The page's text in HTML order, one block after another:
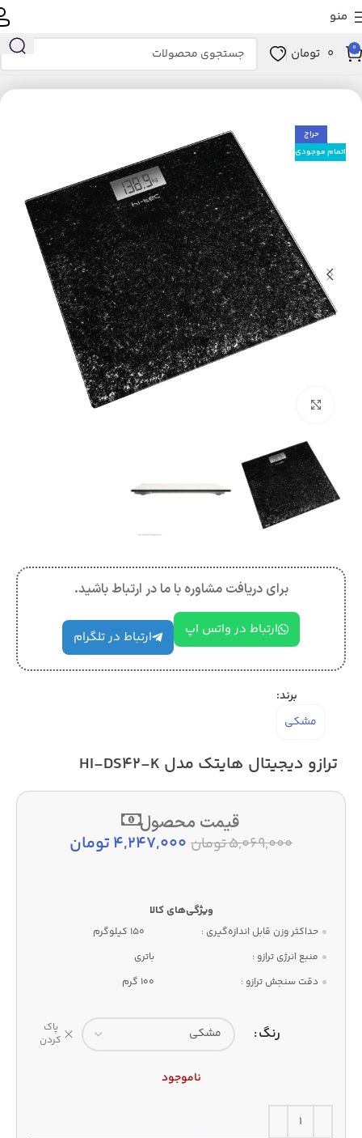
منو
0
0 تومان
خانه زیبایی و سلامت ابزار سلامت تجهیزات پزشکی
حراج
اتمام موجودی
برای دریافت مشاوره با ما در ارتباط باشید.
ارتباط در واتس اپ ارتباط در تلگرام
برند:
مشکی
ترازو دیجیتال هایتک مدل HI-DS42-K
قیمت محصول
5,069,000تومان 4,247,000تومان
حداکثر وزن قابل اندازه‌گیری :
150 کیلوگرم
منبع انرژی ترازو :
باتری
دقت سنجش ترازو :
100 گرم
رنگ
پاک
کردن
ناموجود